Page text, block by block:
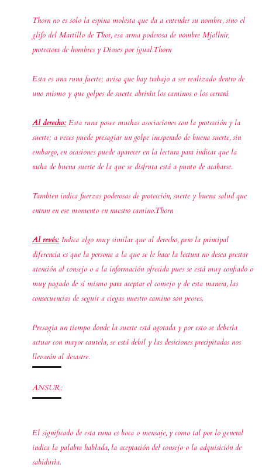
Thorn no es solo la espina molesta que da a entender su nombre, sino el
glifo del Martillo de Thor, esa arma poderosa de nombre Mjollnir,
protectora de hombres y Dioses por igual.Thorn
Esta es una runa fuerte; avisa que hay trabajo a ser realizado dentro de
uno mismo y que golpes de suerte abrirán los caminos o los cerrará.
Al derecho: Esta runa posee muchas asociaciones con la protección y la
suerte; a veces puede presagiar un golpe inesperado de buena suerte, sin
embargo, en ocasiones puede aparecer en la lectura para indicar que la
racha de buena suerte de la que se disfruta está a punto de acabarse.
Tambien indica fuerzas poderosas de protección, suerte y buena salud que
entran en ese momento en nuestro camino.Thorn
Al revés: Indica algo muy similar que al derecho, pero la principal
diferencia es que la persona a la que se le hace la lectura no desea prestar
atención al consejo o a la información ofrecida pues se está muy confiado o
muy pagado de sí mismo para aceptar el consejo y de esta manera, las
consecuencias de seguir a ciegas nuestro camino son peores.
Presagia un tiempo donde la suerte está agotada y por esto se debería
actuar con mayor cautela, se está debil y las desiciones precipitadas nos
llevarán al desastre.
ANSUR:
El significado de esta runa es boca o mensaje, y como tal por lo general
indica la palabra hablada, la aceptación del consejo o la adquisición de
sabiduría.